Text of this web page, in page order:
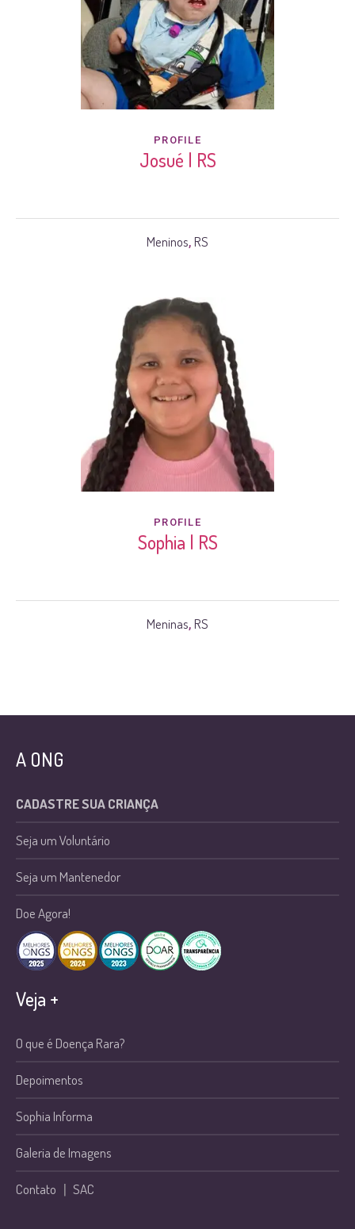
PROFILE
Josué | RS
Meninos, RS
PROFILE
Sophia | RS
Meninas, RS
A ONG
CADASTRE SUA CRIANÇA
Seja um Voluntário
Seja um Mantenedor
Doe Agora!
Veja +
O que é Doença Rara?
Depoimentos
Sophia Informa
Galeria de Imagens
Contato |SAC